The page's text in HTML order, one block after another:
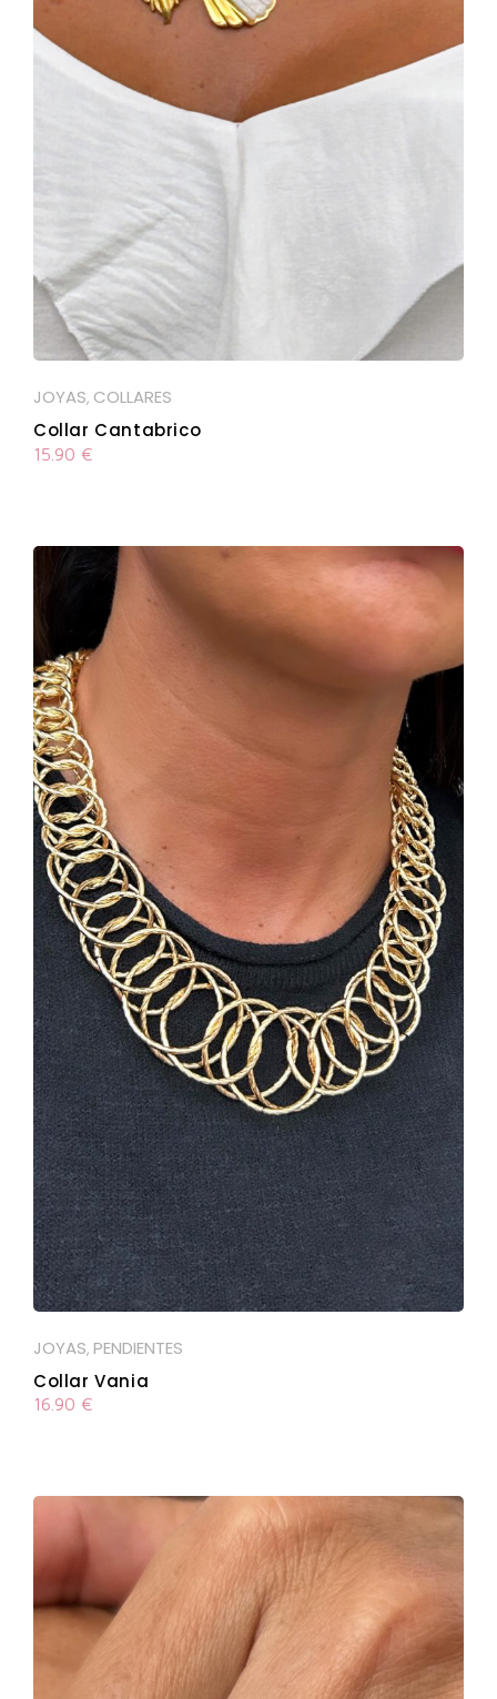
JOYAS, COLLARES
Collar Cantabrico
15.90 €
JOYAS, PENDIENTES
Collar Vania
16.90 €